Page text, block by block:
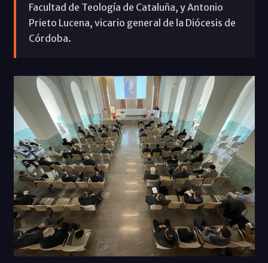
Facultad de Teología de Cataluña, y Antonio
Prieto Lucena, vicario general de la Diócesis de
Córdoba.